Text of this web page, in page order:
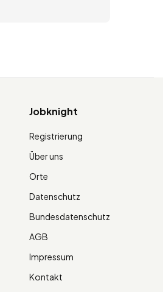
Jobknight
Registrierung
Über uns
Orte
Datenschutz
Bundesdatenschutz
AGB
Impressum
Kontakt